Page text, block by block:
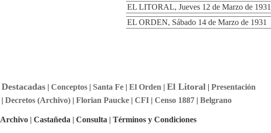
EL LITORAL, Jueves 12 de Marzo de 1931
EL ORDEN, Sábado 14 de Marzo de 1931
Destacadas| Conceptos| Santa Fe| El Orden | El Litoral | Presentación
| Decretos (Archivo)| Florian Paucke| CFI| Censo 1887| Belgrano
Archivo | Castañeda | Consulta | Términos y Condiciones